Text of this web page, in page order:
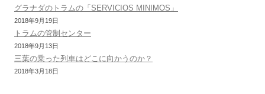
グラナダのトラムの「SERVICIOS MINIMOS」
2018年9月19日
トラムの管制センター
2018年9月13日
三葉の乗った列車はどこに向かうのか？
2018年3月18日